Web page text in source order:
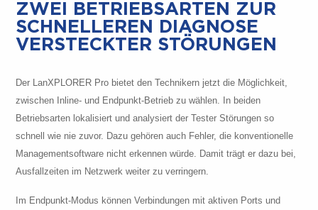
ZWEI BETRIEBSARTEN ZUR
SCHNELLEREN DIAGNOSE
VERSTECKTER STÖRUNGEN
Der LanXPLORER Pro bietet den Technikern jetzt die Möglichkeit,
zwischen Inline- und Endpunkt-Betrieb zu wählen. In beiden
Betriebsarten lokalisiert und analysiert der Tester Störungen so
schnell wie nie zuvor. Dazu gehören auch Fehler, die konventionelle
Managementsoftware nicht erkennen würde. Damit trägt er dazu bei,
Ausfallzeiten im Netzwerk weiter zu verringern.
Im Endpunkt-Modus können Verbindungen mit aktiven Ports und